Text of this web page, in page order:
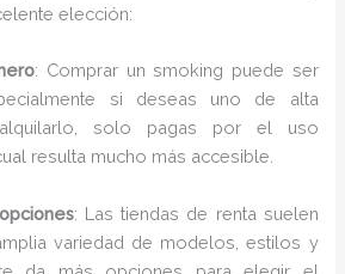
elección:
: Comprar un smoking puede ser
si deseas uno de alta
solo pagas por el uso
resulta mucho más accesible.
: Las tiendas de renta suelen
variedad de modelos, estilos y